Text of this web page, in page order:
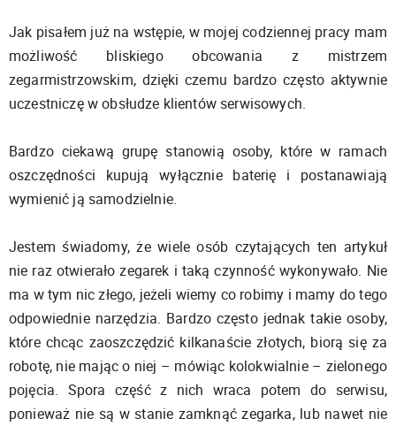
Jak pisałem już na wstępie, w mojej codziennej pracy mam
możliwość bliskiego obcowania z mistrzem
zegarmistrzowskim, dzięki czemu bardzo często aktywnie
uczestniczę w obsłudze klientów serwisowych.
Bardzo ciekawą grupę stanowią osoby, które w ramach
oszczędności kupują wyłącznie baterię i postanawiają
wymienić ją samodzielnie.
Jestem świadomy, że wiele osób czytających ten artykuł
nie raz otwierało zegarek i taką czynność wykonywało. Nie
ma w tym nic złego, jeżeli wiemy co robimy i mamy do tego
odpowiednie narzędzia. Bardzo często jednak takie osoby,
które chcąc zaoszczędzić kilkanaście złotych, biorą się za
robotę, nie mając o niej – mówiąc kolokwialnie – zielonego
pojęcia. Spora część z nich wraca potem do serwisu,
ponieważ nie są w stanie zamknąć zegarka, lub nawet nie